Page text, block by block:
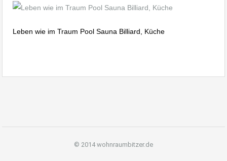
Leben wie im Traum Pool Sauna Billiard, Küche
© 2014 wohnraumbitzer.de